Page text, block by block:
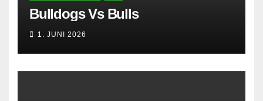
Bulldogs Vs Bulls
1. JUNI 2026